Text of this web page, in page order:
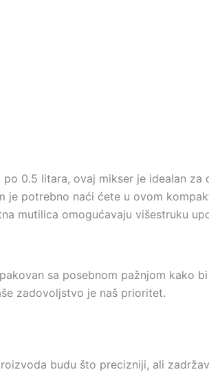
0.5 litara, ovaj mikser je idealan
je potrebno naći ćete u ovom
mutilica omogućavaju višestruku
sa posebnom pažnjom kako
zadovoljstvo je naš prioritet.
budu što precizniji, ali